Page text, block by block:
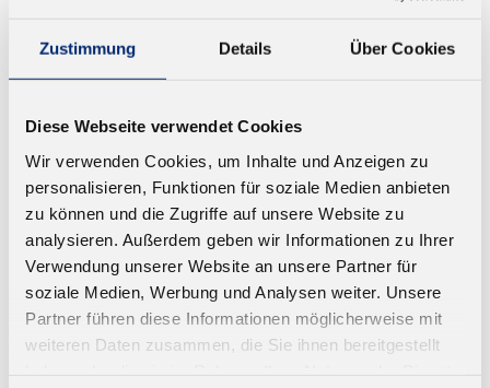
Zustimmung Details Über Cookies
Diese Webseite verwendet Cookies
Wir verwenden Cookies, um Inhalte und Anzeigen zu
personalisieren, Funktionen für soziale Medien anbieten
zu können und die Zugriffe auf unsere Website zu
analysieren. Außerdem geben wir Informationen zu Ihrer
Verwendung unserer Website an unsere Partner für
soziale Medien, Werbung und Analysen weiter. Unsere
Partner führen diese Informationen möglicherweise mit
weiteren Daten zusammen, die Sie ihnen bereitgestellt